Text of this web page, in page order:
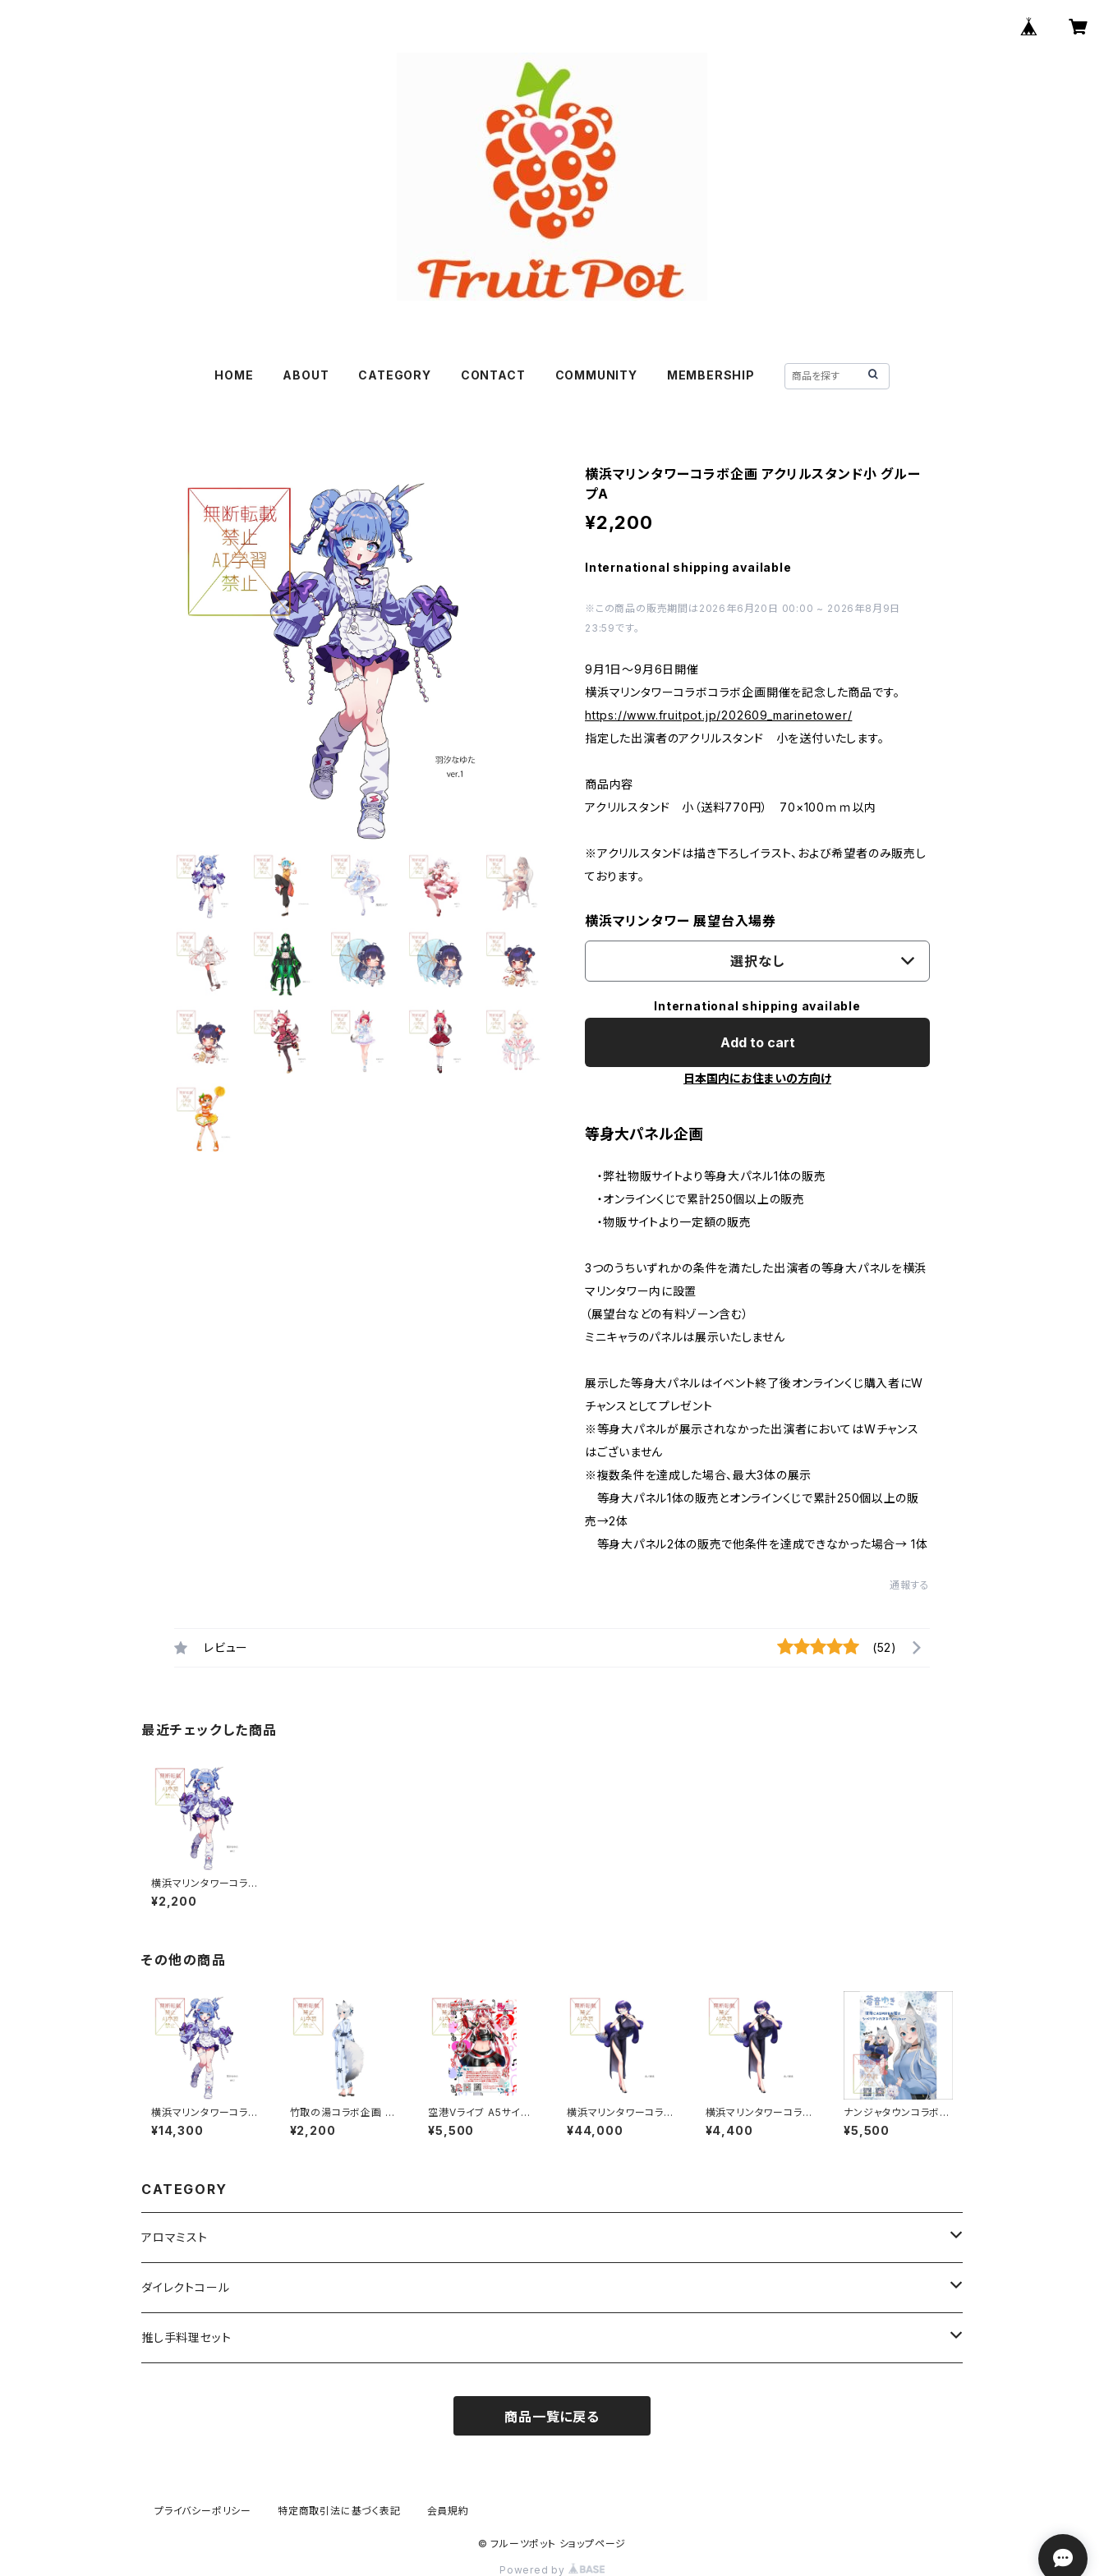
HOME ABOUT CATEGORY CONTACT COMMUNITY MEMBERSHIP
横浜マリンタワーコラボ企画 アクリルスタンド小 グルー
プA
¥2,200
International shipping available
※この商品の販売期間は2026年6月20日 00:00 ~ 2026年8月9日
23:59です。
9月1日～9月6日開催
横浜マリンタワーコラボコラボ企画開催を記念した商品です。
https://www.fruitpot.jp/202609_marinetower/
指定した出演者のアクリルスタンド 小を送付いたします。
商品内容
アクリルスタンド 小（送料770円） 70×100ｍｍ以内
※アクリルスタンドは描き下ろしイラスト、および希望者のみ販売し
ております。
横浜マリンタワー 展望台入場券
選択なし
International shipping available
Add to cart
日本国内にお住まいの方向け
等身大パネル企画
・弊社物販サイトより等身大パネル1体の販売
・オンラインくじで累計250個以上の販売
・物販サイトより一定額の販売
3つのうちいずれかの条件を満たした出演者の等身大パネルを横浜
マリンタワー内に設置
（展望台などの有料ゾーン含む）
ミニキャラのパネルは展示いたしません
展示した等身大パネルはイベント終了後オンラインくじ購入者にW
チャンスとしてプレゼント
※等身大パネルが展示されなかった出演者においてはWチャンス
はございません
※複数条件を達成した場合、最大3体の展示
等身大パネル1体の販売とオンラインくじで累計250個以上の販
売→2体
等身大パネル2体の販売で他条件を達成できなかった場合→ 1体
通報する
レビュー (52)
最近チェックした商品
横浜マリンタワーコラボ
企画 アクリルスタンド
小 グループA
¥2,200
その他の商品
横浜マリンタワーコラボ
企画 ミニパネル グルー
プA
¥14,300
竹取の湯コラボ企画 ア
クリルスタンド（小）
¥2,200
空港Vライブ A5サイズ
アクリルボード
¥5,500
横浜マリンタワーコラボ
企画 等身大パネル グル
ープB
¥44,000
横浜マリンタワーコラボ
企画 アクリルスタンド
大 グループB
¥4,400
ナンジャタウンコラボ企
画 A5サイズアクリルボ
ード グループA
¥5,500
CATEGORY
アロマミスト
Vtuber/VRアーティスト
声優
ダイレクトコール
俳優
推し手料理セット
商品一覧に戻る
プライバシーポリシー 特定商取引法に基づく表記 会員規約
© フルーツポット ショップページ
Powered by